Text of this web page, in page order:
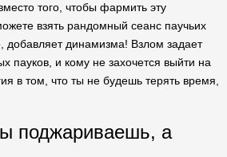
того, чтобы фармить эту
взять рандомный сеанс паучьих
добавляет динамизма! Взлом задает
пауков, и кому не захочется выйти на
в том, что ты не будешь терять время,
поджариваешь, а